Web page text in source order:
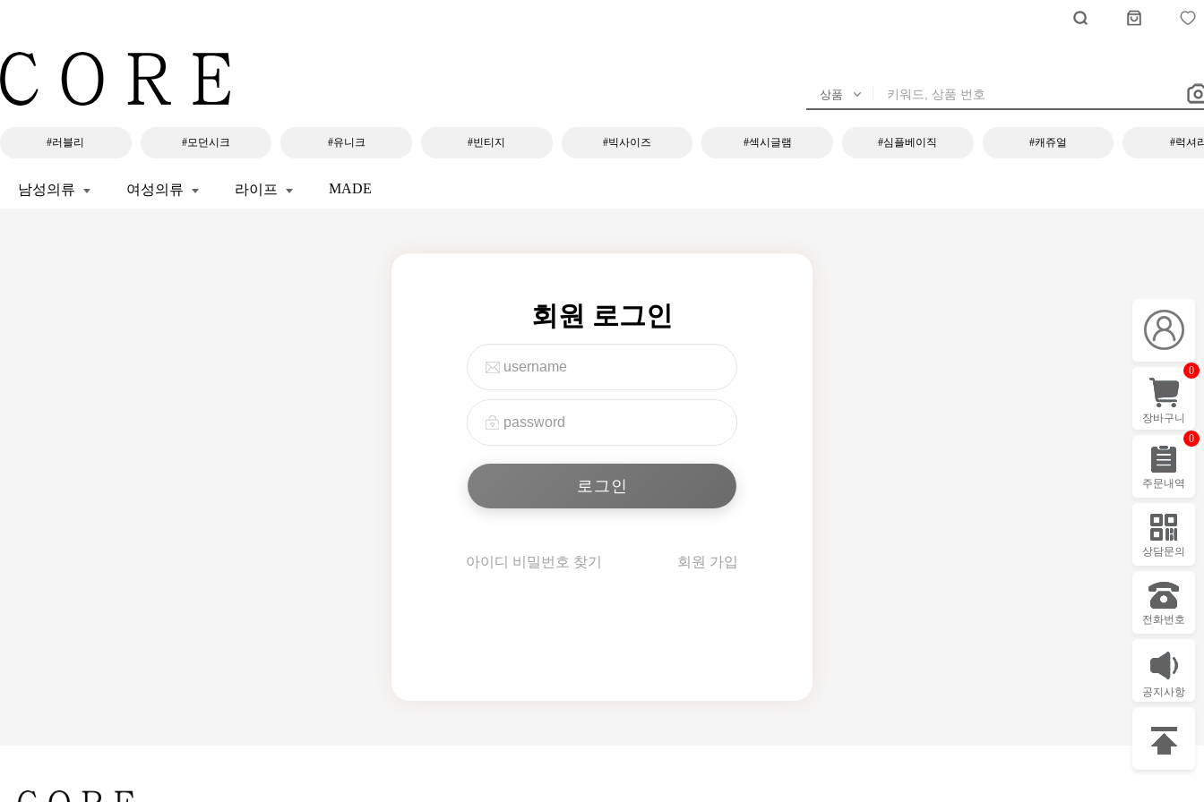
#러블리 #모던시크 #유니크 #빈티지 #빅사이즈 #섹시글램 #심플베이직 #캐쥬얼 #럭셔
남성의류 여성의류 라이프 MADE
회원 로그인
아이디 비밀번호 찾기 회원 가입
장바구니
0
주문내역
0
상담문의
전화번호
공지사항